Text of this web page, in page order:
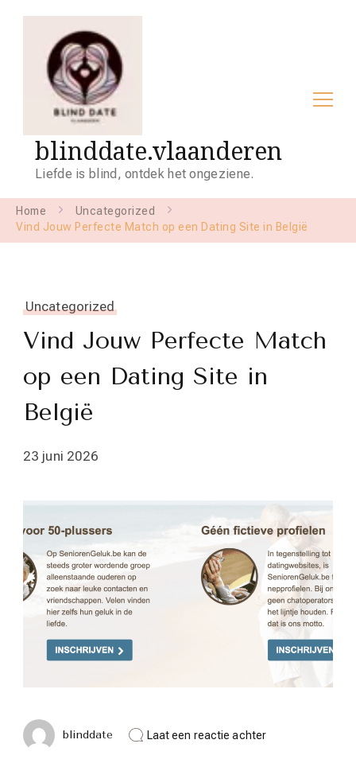
blinddate.vlaanderen
Liefde is blind, ontdek het ongeziene.
Home
Uncategorized
Vind Jouw Perfecte Match op een Dating Site in België
Uncategorized
Vind Jouw Perfecte Match
op een Dating Site in
België
23 juni 2026
blinddate Laat een reactie achterop